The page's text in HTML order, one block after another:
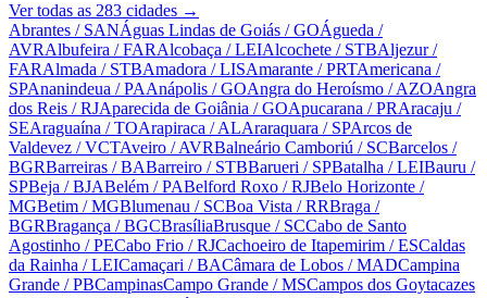
Ver todas as 283 cidades →
Abrantes / SANÁguas Lindas de Goiás / GOÁgueda /
AVRAlbufeira / FARAlcobaça / LEIAlcochete / STBAljezur/
FARAlmada / STBAmadora / LISAmarante / PRTAmericana /
SPAnanindeua / PAAnápolis / GOAngra do Heroísmo / AZOAngra
dos Reis / RJAparecida de Goiânia / GOApucarana / PRAracaju /
SEAraguaína / TOArapiraca / ALAraraquara / SPArcos de
Valdevez / VCTAveiro / AVRBalneário Camboriú / SCBarcelos /
BGRBarreiras / BABarreiro / STBBarueri / SPBatalha / LEIBauru /
SPBeja / BJABelém / PABelford Roxo / RJBelo Horizonte /
MGBetim / MGBlumenau / SCBoa Vista / RRBraga /
BGRBragança / BGCBrasíliaBrusque / SCCabo de Santo
Agostinho / PECabo Frio / RJCachoeiro de Itapemirim / ESCaldas
da Rainha / LEICamaçari / BACâmara de Lobos / MADCampina
Grande / PBCampinasCampo Grande / MSCampos dos Goytacazes